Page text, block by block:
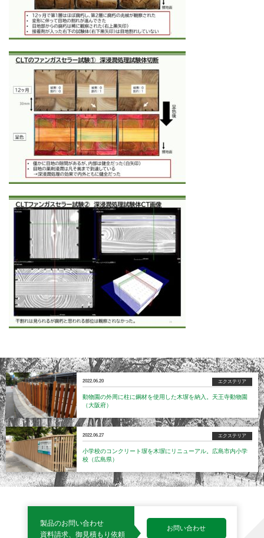
2022.06.20 エクステリア
動物園の外周に柱に鋼材を使用した木塀を納入。天王寺動物園
（大阪府）
2022.06.27 エクステリア
小学校のコンクリート塀を木塀にリニューアル。広島市内小学
校（広島県）
製品のお問い合わせ
資料請求、御見積もり依頼
お問い合わせ